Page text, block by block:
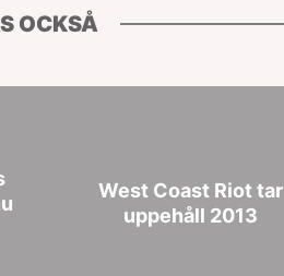
OCKSÅ
West Coast Riot tar
uppehåll 2013